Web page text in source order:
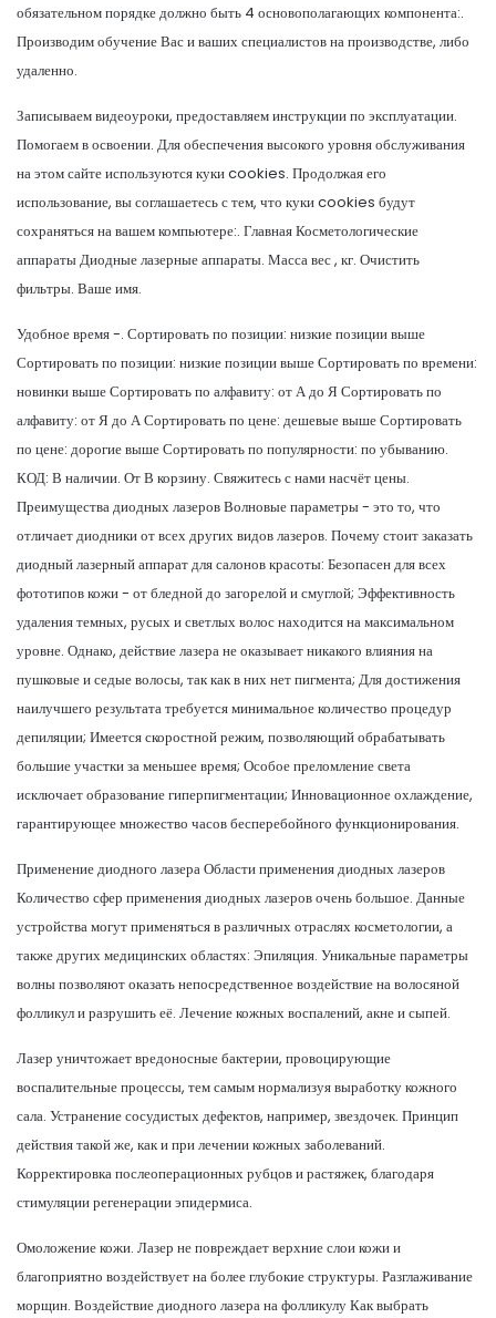
обязательном порядке должно быть 4 основополагающих компонента:.
Производим обучение Вас и ваших специалистов на производстве, либо
удаленно.
Записываем видеоуроки, предоставляем инструкции по эксплуатации.
Помогаем в освоении. Для обеспечения высокого уровня обслуживания
на этом сайте используются куки cookies. Продолжая его
использование, вы соглашаетесь с тем, что куки cookies будут
сохраняться на вашем компьютере:. Главная Косметологические
аппараты Диодные лазерные аппараты. Масса вес , кг. Очистить
фильтры. Ваше имя.
Удобное время -. Сортировать по позиции: низкие позиции выше
Сортировать по позиции: низкие позиции выше Сортировать по времени:
новинки выше Сортировать по алфавиту: от А до Я Сортировать по
алфавиту: от Я до А Сортировать по цене: дешевые выше Сортировать
по цене: дорогие выше Сортировать по популярности: по убыванию.
КОД: В наличии. От В корзину. Свяжитесь с нами насчёт цены.
Преимущества диодных лазеров Волновые параметры - это то, что
отличает диодники от всех других видов лазеров. Почему стоит заказать
диодный лазерный аппарат для салонов красоты: Безопасен для всех
фототипов кожи - от бледной до загорелой и смуглой; Эффективность
удаления темных, русых и светлых волос находится на максимальном
уровне. Однако, действие лазера не оказывает никакого влияния на
пушковые и седые волосы, так как в них нет пигмента; Для достижения
наилучшего результата требуется минимальное количество процедур
депиляции; Имеется скоростной режим, позволяющий обрабатывать
большие участки за меньшее время; Особое преломление света
исключает образование гиперпигментации; Инновационное охлаждение,
гарантирующее множество часов бесперебойного функционирования.
Применение диодного лазера Области применения диодных лазеров
Количество сфер применения диодных лазеров очень большое. Данные
устройства могут применяться в различных отраслях косметологии, а
также других медицинских областях: Эпиляция. Уникальные параметры
волны позволяют оказать непосредственное воздействие на волосяной
фолликул и разрушить её. Лечение кожных воспалений, акне и сыпей.
Лазер уничтожает вредоносные бактерии, провоцирующие
воспалительные процессы, тем самым нормализуя выработку кожного
сала. Устранение сосудистых дефектов, например, звездочек. Принцип
действия такой же, как и при лечении кожных заболеваний.
Корректировка послеоперационных рубцов и растяжек, благодаря
стимуляции регенерации эпидермиса.
Омоложение кожи. Лазер не повреждает верхние слои кожи и
благоприятно воздействует на более глубокие структуры. Разглаживание
морщин. Воздействие диодного лазера на фолликулу Как выбрать